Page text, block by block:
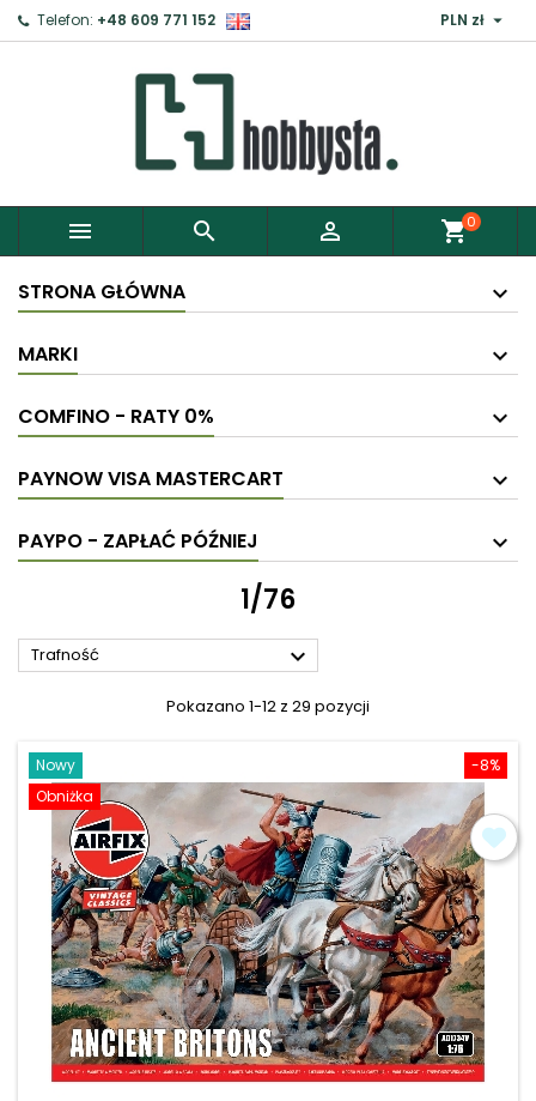
Telefon: +48 609 771 152 PLN zł 
   shopping_cart0
STRONA GŁÓWNA
MARKI
COMFINO - RATY 0%
PAYNOW VISA MASTERCART
PAYPO - ZAPŁAĆ PÓŹNIEJ
1/76
Trafność 
Pokazano 1-12 z 29 pozycji
-8%
Nowy
Obniżka
Zaloguj ×
Aby zapisać produkty do Schowka, musisz się
Anuluj Zaloguj